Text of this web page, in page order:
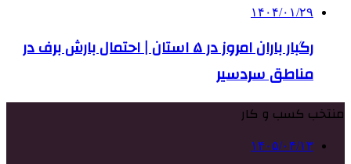
۱۴۰۴/۰۱/۲۹
رگبار باران امروز در ۵ استان | احتمال بارش برف در
مناطق سردسیر
منتخب کسب و کار
۱۴۰۵/۰۴/۱۳